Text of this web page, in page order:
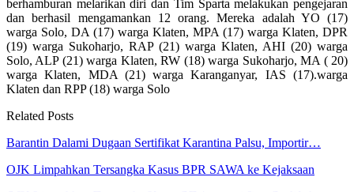
berhamburan melarikan diri dan Tim Sparta melakukan pengejaran
dan berhasil mengamankan 12 orang. Mereka adalah YO (17)
warga Solo, DA (17) warga Klaten, MPA (17) warga Klaten, DPR
(19) warga Sukoharjo, RAP (21) warga Klaten, AHI (20) warga
Solo, ALP (21) warga Klaten, RW (18) warga Sukoharjo, MA ( 20)
warga Klaten, MDA (21) warga Karanganyar, IAS (17).warga
Klaten dan RPP (18) warga Solo
Related Posts
Barantin Dalami Dugaan Sertifikat Karantina Palsu, Importir…
OJK Limpahkan Tersangka Kasus BPR SAWA ke Kejaksaan